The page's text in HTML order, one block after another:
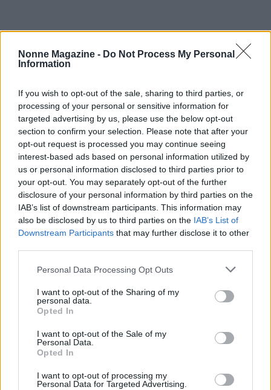
Nonne Magazine - Do Not Process My Personal
Information
If you wish to opt-out of the sale, sharing to third parties, or
processing of your personal or sensitive information for
targeted advertising by us, please use the below opt-out
section to confirm your selection. Please note that after your
opt-out request is processed you may continue seeing
interest-based ads based on personal information utilized by
us or personal information disclosed to third parties prior to
your opt-out. You may separately opt-out of the further
disclosure of your personal information by third parties on the
IAB’s list of downstream participants. This information may
also be disclosed by us to third parties on the IAB’s List of
Downstream Participants that may further disclose it to other
Please note that this website/app uses one or more Google
not limited to your visit or usage behaviour. You may click to
grant or deny consent to Google and its third-party tags to
use your data for below specified purposes in below Google
consent section.
Personal Data Processing Opt Outs
I want to opt-out of the Sharing of my
personal data.
Opted In
I want to opt-out of the Sale of my
Personal Data.
Opted In
I want to opt-out of processing my
Personal Data for Targeted Advertising.
Continua a leggere
RICETTE DELLA NONNA
Piatti freschi della tradizione: minestre, legumi e
pesce
Massimiliano Cardinale · 9 Ago 2026
RICETTE DELLA NONNA